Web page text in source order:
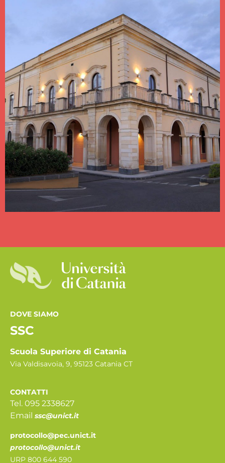
DOVE SIAMO
SSC
Scuola Superiore di Catania
Via Valdisavoia, 9, 95123 Catania CT
CONTATTI
Tel. 095 2338627
Email ssc@unict.it
protocollo@pec.unict.it
protocollo@unict.it
URP 800 644 590